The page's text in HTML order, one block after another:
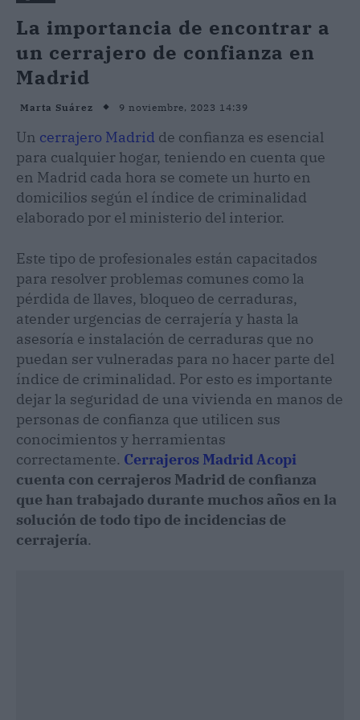
La importancia de encontrar a
un cerrajero de confianza en
Madrid
Marta Suárez 9 noviembre, 2023 14:39
Un cerrajero Madrid de confianza es esencial
para cualquier hogar, teniendo en cuenta que
en Madrid cada hora se comete un hurto en
domicilios según el índice de criminalidad
elaborado por el ministerio del interior.
Este tipo de profesionales están capacitados
para resolver problemas comunes como la
pérdida de llaves, bloqueo de cerraduras,
atender urgencias de cerrajería y hasta la
asesoría e instalación de cerraduras que no
puedan ser vulneradas para no hacer parte del
índice de criminalidad. Por esto es importante
dejar la seguridad de una vivienda en manos de
personas de confianza que utilicen sus
conocimientos y herramientas
correctamente. Cerrajeros Madrid Acopi
cuenta con cerrajeros Madrid de confianza
que han trabajado durante muchos años en la
solución de todo tipo de incidencias de
cerrajería.